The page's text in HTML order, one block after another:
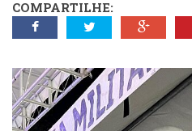
COMPARTILHE: